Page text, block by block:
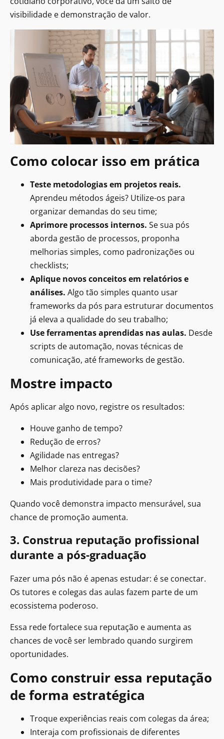
visibilidade e demonstração de valor.
Como colocar isso em prática
Teste metodologias em projetos reais.
Aprendeu métodos ágeis? Utilize-os para
organizar demandas do seu time;
Aprimore processos internos. Se sua pós
aborda gestão de processos, proponha
melhorias simples, como padronizações ou
checklists;
Aplique novos conceitos em relatórios e
análises. Algo tão simples quanto usar
frameworks da pós para estruturar documentos
já eleva a qualidade do seu trabalho;
Use ferramentas aprendidas nas aulas. Desde
scripts de automação, novas técnicas de
comunicação, até frameworks de gestão.
Mostre impacto
Após aplicar algo novo, registre os resultados:
Houve ganho de tempo?
Redução de erros?
Agilidade nas entregas?
Melhor clareza nas decisões?
Mais produtividade para o time?
Quando você demonstra impacto mensurável, sua
chance de promoção aumenta.
3. Construa reputação profissional
durante a pós-graduação
Fazer uma pós não é apenas estudar: é se conectar.
Os tutores e colegas das aulas fazem parte de um
ecossistema poderoso.
Essa rede fortalece sua reputação e aumenta as
chances de você ser lembrado quando surgirem
oportunidades.
Como construir essa reputação
de forma estratégica
Troque experiências reais com colegas da área;
Interaja com profissionais de diferentes